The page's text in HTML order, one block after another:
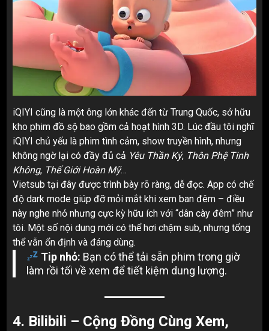
iQIYI cũng là một ông lớn khác đến từ Trung Quốc, sở hữu
kho phim đồ sộ bao gồm cả hoạt hình 3D. Lúc đầu tôi nghĩ
iQIYI chủ yếu là phim tình cảm, show truyền hình, nhưng
không ngờ lại có đầy đủ cả Yêu Thần Ký, Thôn Phệ Tinh
Không, Thế Giới Hoàn Mỹ…
Vietsub tại đây được trình bày rõ ràng, dễ đọc. App có chế
độ dark mode giúp đỡ mỏi mắt khi xem ban đêm – điều
này nghe nhỏ nhưng cực kỳ hữu ích với “dân cày đêm” như
tôi. Một số nội dung mới có thể hơi chậm sub, nhưng tổng
thể vẫn ổn định và đáng dùng.
Tip nhỏ: Bạn có thể tải sẵn phim trong giờ
làm rồi tối về xem để tiết kiệm dung lượng.
4. Bilibili – Cộng Đồng Cùng Xem,